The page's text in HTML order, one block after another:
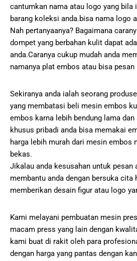
cantumkan nama atau logo yang bila
barang koleksi anda.bisa nama logo
Nah pertanyaanya? Bagaimana
dompet yang berbahan kulit dapat
anda.Caranya cukup mudah anda
namanya plat embos atau bisa
Sekiranya anda ialah seorang
yang membatasi beli mesin embos
embos karna lebih bendung lama dan
khusus pribadi anda bisa memakai
harga lebih murah dari mesin embos
bekas.
Jikalau anda kesusahan untuk pesan
membantu anda dengan bersuka cita
memberikan desain figur atau logo
Kami melayani pembuatan mesin
macam press yang lain dengan
kami buat di rakit oleh para
dengan harga yang pantas dengan